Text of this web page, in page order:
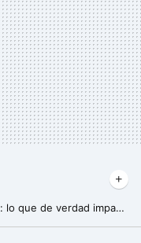
No es lo que comes ni cuánto comes: lo que de verdad impacta en nuestra salud es la hora del día a la que comemos, según un nuevo estudio